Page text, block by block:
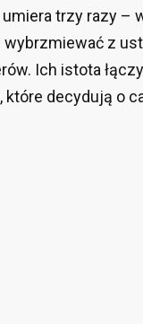
trzy razy
z ust
Ich istota
decydują o